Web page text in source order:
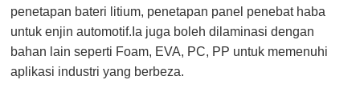
penetapan bateri litium, penetapan panel penebat haba
untuk enjin automotif.Ia juga boleh dilaminasi dengan
bahan lain seperti Foam, EVA, PC, PP untuk memenuhi
aplikasi industri yang berbeza.